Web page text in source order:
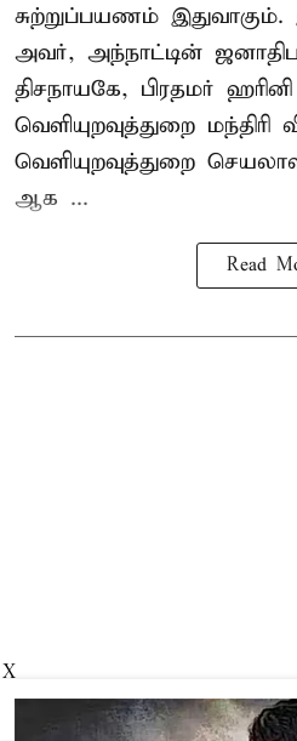
சுற்றுப்பயணம்
அவர், அந்நாட்டின்
திசநாயகே, பிரதமர்
வெளியுறவுத்துறை
வெளியுறவுத்துறை
ஆக ...
Read
X